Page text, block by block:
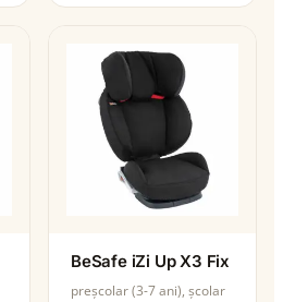
BeSafe iZi Up X3 Fix
preșcolar (3-7 ani), școlar